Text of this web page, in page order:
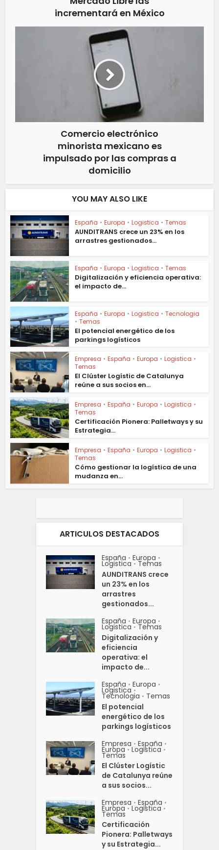
incrementará en México
Comercio electrónico
minorista mexicano es
impulsado por las compras a
domicilio
YOU MAY ALSO LIKE
España • Europa • Logistica • Temas
AUNDITRANS crece un 23% en los
arrastres gestionados...
España • Europa • Logistica • Temas
Digitalización y eficiencia operativa:
el impacto de...
España • Europa • Logistica • Tecnologia
• Temas
El potencial energético de los
parkings logísticos
Empresa • España • Europa • Logistica •
Temas
El Clúster Logístic de Catalunya
reúne a sus socios en...
Empresa • España • Europa • Logistica •
Temas
Certificación Pionera: Palletways y su
Estrategia...
Empresa • España • Europa • Logistica •
Temas
Cómo gestionar la logística de una
mudanza en...
ARTICULOS DESTACADOS
España • Europa •
Logistica • Temas
AUNDITRANS crece
un 23% en los
arrastres
gestionados...
España • Europa •
Logistica • Temas
Digitalización y
eficiencia
operativa: el
impacto de...
España • Europa •
Logistica •
Tecnologia • Temas
El potencial
energético de los
parkings logísticos
Empresa • España •
Europa • Logistica •
Temas
El Clúster Logístic
de Catalunya reúne
a sus socios...
Empresa • España •
Europa • Logistica •
Temas
Certificación
Pionera: Palletways
y su Estrategia...